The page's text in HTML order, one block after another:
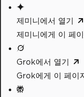
제미니에서 열기
제미니에게 이 페
Grok에서 열기
Grok에게 이 페이